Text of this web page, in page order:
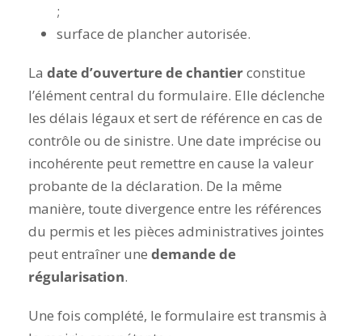
;
surface de plancher autorisée.
La date d’ouverture de chantierconstitue
l’élément central du formulaire. Elle déclenche
les délais légaux et sert de référence en cas de
contrôle ou de sinistre. Une date imprécise ou
incohérente peut remettre en cause la valeur
probante de la déclaration. De la même
manière, toute divergence entre les références
du permis et les pièces administratives jointes
peut entraîner une demande de
régularisation.
Une fois complété, le formulaire est transmis à